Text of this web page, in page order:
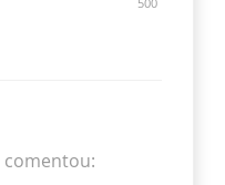
comentou: